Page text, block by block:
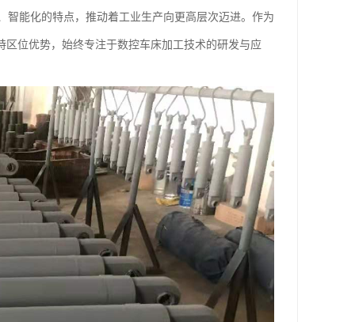
能化的特点，推动着工业生产向更高层次迈进。作为
位优势，始终专注于数控车床加工技术的研发与应